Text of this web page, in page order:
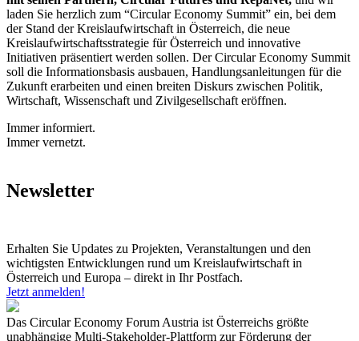
laden Sie herzlich zum “Circular Economy Summit” ein, bei dem
der Stand der Kreislaufwirtschaft in Österreich, die neue
Kreislaufwirtschaftsstrategie für Österreich und innovative
Initiativen präsentiert werden sollen. Der Circular Economy Summit
soll die Informationsbasis ausbauen, Handlungsanleitungen für die
Zukunft erarbeiten und einen breiten Diskurs zwischen Politik,
Wirtschaft, Wissenschaft und Zivilgesellschaft eröffnen.
Immer informiert.
Immer vernetzt.
Newsletter
Erhalten Sie Updates zu Projekten, Veranstaltungen und den
wichtigsten Entwicklungen rund um Kreislaufwirtschaft in
Österreich und Europa – direkt in Ihr Postfach.
Jetzt anmelden!
Das Circular Economy Forum Austria ist Österreichs größte
unabhängige Multi-Stakeholder-Plattform zur Förderung der